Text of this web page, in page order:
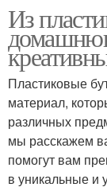
Из
Пластиковые
материал,
различных
мы расскажем
помогут вам
в уникальные и